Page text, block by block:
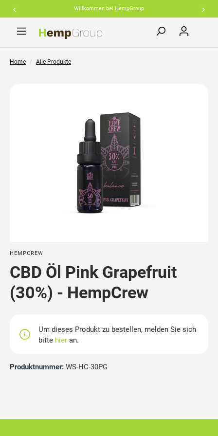
Willkommen bei HempGroup
springen
Home Alle Produkte
CBD Öl Pink Grapefruit
(30%) - HempCrew
HEMPCREW
Um dieses Produkt zu bestellen, melden Sie sich
bitte hier an.
Produktnummer: WS-HC-30PG